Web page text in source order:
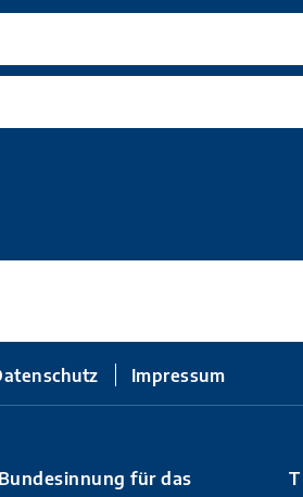
Impressum
Bundesinnung für das
T